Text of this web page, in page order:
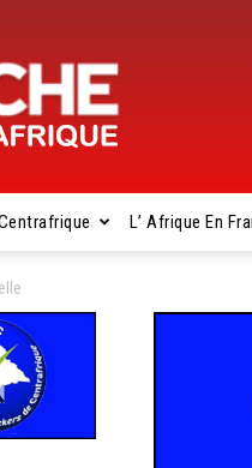
L’ Afrique En